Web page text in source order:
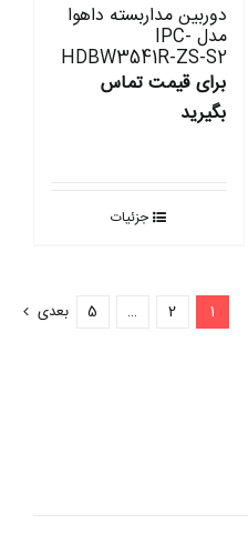
دوربین مداربسته داهوا
مدل IPC-
HDBW3541R-ZS-S2
برای قیمت تماس
بگیرید
جزئیات
1
2
…
5 بعدی